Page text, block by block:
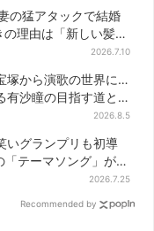
集結
の猛アタックで結婚
理由は「新しい髪
2026.7.10
塚から演歌の世界に…
有沙瞳の目指す道と
2026.8.5
いグランプリも初導
テーマソング」が果
2026.7.25
Recommended by